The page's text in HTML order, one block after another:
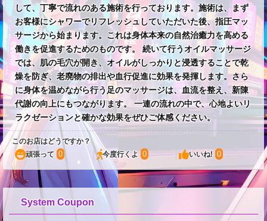
して、丁寧で流れのある施術を行っております。施術は、まず
お客様にシャワーでリフレッシュしていただいた後、指圧マッ
サージから始まります。これは身体本来の自然治癒力を高める
働きを促進するためのものです。 続いて行うオイルマッサージ
では、肌の毛穴が開き、オイルがしっかりと浸透することで乾
燥を防ぎ、老廃物の排出や血行促進に効果を発揮します。さら
に身体を温めながら行う足のマッサージは、血流を整え、新陳
代謝の向上にもつながります。 一連の流れの中で、心地よいリ
ラクゼーションと確かな効果をぜひご体感ください。
このお店はどうですか？
頑張って 0 今度行くよ 0 いいね! 0
System Coupon